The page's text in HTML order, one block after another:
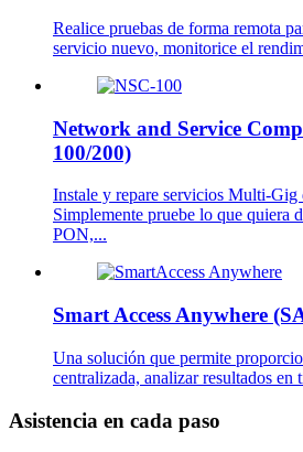
Realice pruebas de forma remota
servicio nuevo, monitorice el
Network and Service
100/200)
Instale y repare servicios Multi-Gig
Simplemente pruebe lo que quiera
PON,...
Smart Access Anywhere
Una solución que permite
centralizada, analizar resultados en
Asistencia en cada paso